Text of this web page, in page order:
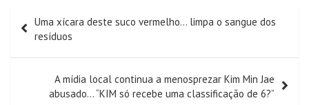
de
artigos
Uma xícara deste suco vermelho… limpa o sangue dos
resíduos
A mídia local continua a menosprezar Kim Min Jae
abusado… “KIM só recebe uma classificação de 6?”